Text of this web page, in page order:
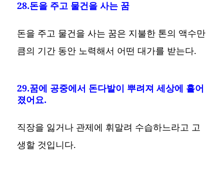
28.돈을 주고 물건을 사는 꿈
돈을 주고 물건을 사는 꿈은 지불한 톤의 액수만
큼의 기간 동안 노력해서 어떤 대가를 받는다.
29.꿈에 공중에서 돈다발이 뿌려져 세상에 흩어
졌어요.
직장을 잃거나 관제에 휘말려 수습하느라고 고
생할 것입니다.